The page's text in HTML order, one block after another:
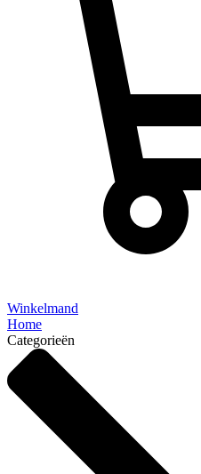
Winkelmand
Home
Categorieën